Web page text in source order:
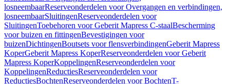
losneembaarReserveonderdelen voor Overgangen en verbindingen,
losneembaarSluitingenReserveonderdelen voor
SluitingenToebehoren voor Geberit Mapress C-staalBescherming
voor buizen en fittingenBevestigingen voor
buizenDichtingenBoutsets voor flensverbindingenGeberit Mapress
KoperGeberit Mapress KoperReserveonderdelen voor Geberit
Mapress KoperKoppelingenReserveonderdelen voor
KoppelingenReductiesReserveonderdelen voor
ReductiesBochtenReserveonderdelen voor BochtenT-